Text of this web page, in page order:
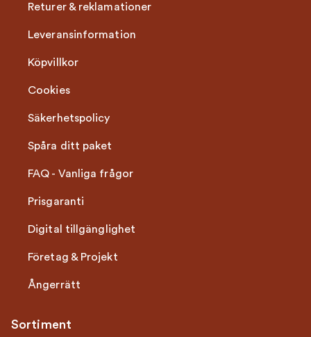
Returer & reklamationer
Leveransinformation
Köpvillkor
Cookies
Säkerhetspolicy
Spåra ditt paket
FAQ - Vanliga frågor
Prisgaranti
Digital tillgänglighet
Företag & Projekt
Ångerrätt
Sortiment